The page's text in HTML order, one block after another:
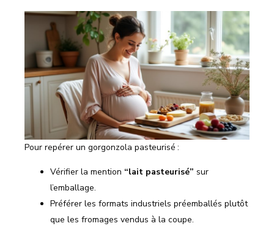
Pour repérer un gorgonzola pasteurisé :
Vérifier la mention “lait pasteurisé” sur
l’emballage.
Préférer les formats industriels préemballés plutôt
que les fromages vendus à la coupe.